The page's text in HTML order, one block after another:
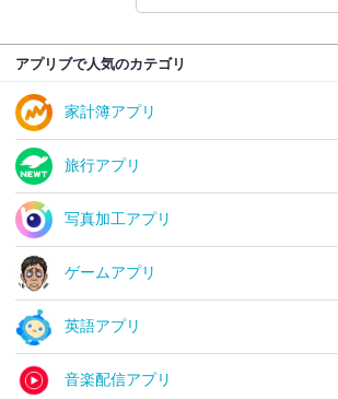
アプリブで人気のカテゴリ
家計簿アプリ
旅行アプリ
写真加工アプリ
ゲームアプリ
英語アプリ
音楽配信アプリ